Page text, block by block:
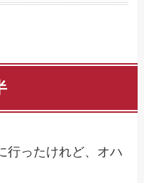
行ったけれど、オハ